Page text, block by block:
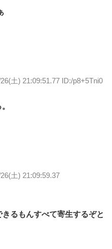
土) 21:09:51.77 ID:/p8+5Tni0
土) 21:09:59.37
るもんすべて寄生するぞと